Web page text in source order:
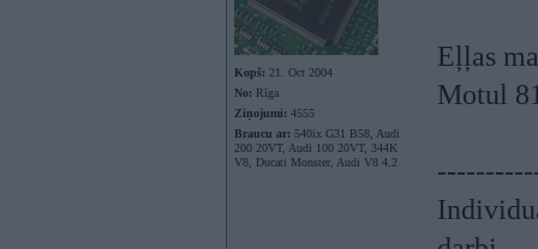
Kopš: 21. Oct 2004
No: Rīga
Ziņojumi: 4555
Braucu ar: 540ix G31 B58, Audi
200 20VT, Audi 100 20VT, 344K
V8, Ducati Monster, Audi V8 4.2
Eļļas
Motul